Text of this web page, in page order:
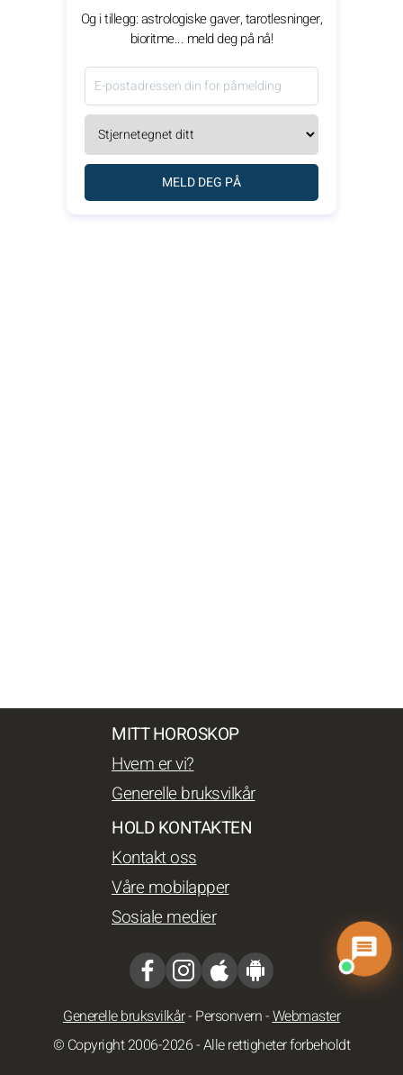
Og i tillegg: astrologiske gaver, tarotlesninger,
bioritme... meld deg på nå!
MELD DEG PÅ
MITT HOROSKOP
Hvem er vi?
Generelle bruksvilkår
HOLD KONTAKTEN
Kontakt oss
Våre mobilapper
Sosiale medier
Generelle bruksvilkår- Personvern-Webmaster
© Copyright 2006-2026 - Alle rettigheter forbeholdt